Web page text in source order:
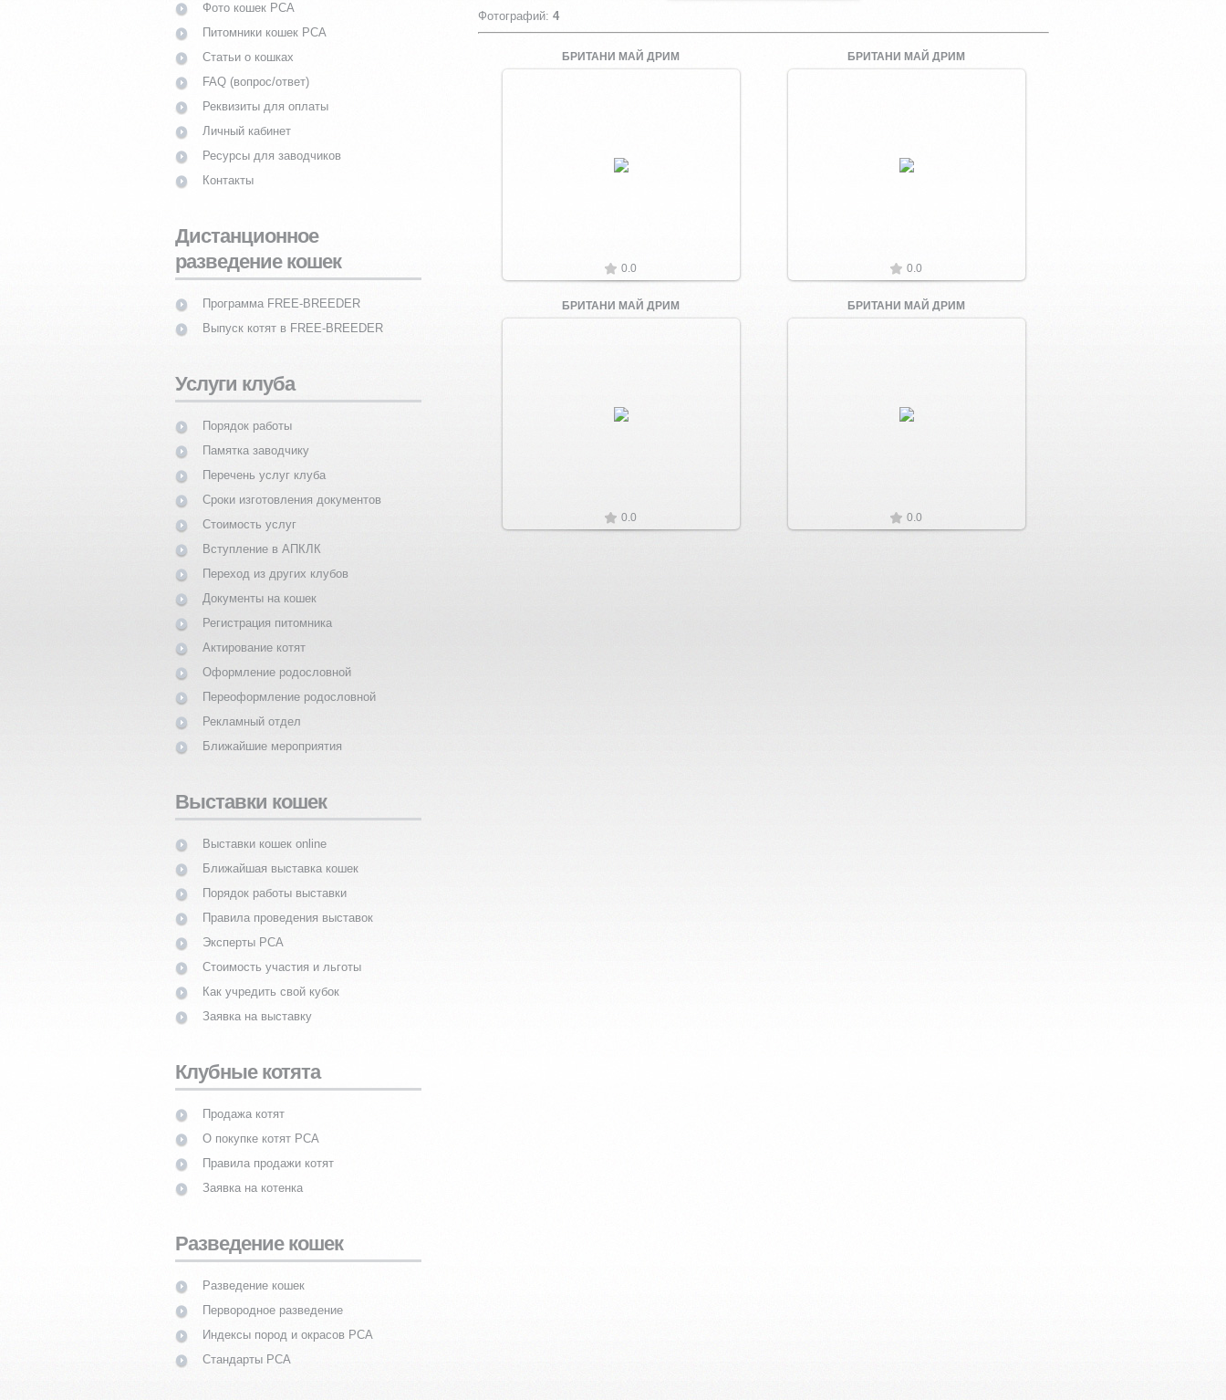
Фотографий: 4
БРИТАНИ МАЙ ДРИМ
Увеличить
0.0
БРИТАНИ МАЙ ДРИМ
Увеличить
0.0
БРИТАНИ МАЙ ДРИМ
Увеличить
0.0
БРИТАНИ МАЙ ДРИМ
Увеличить
0.0
Фото кошек PCA
Питомники кошек PCA
Статьи о кошках
FAQ (вопрос/ответ)
Реквизиты для оплаты
Личный кабинет
Ресурсы для заводчиков
Контакты
Дистанционное
разведение кошек
Программа FREE-BREEDER
Выпуск котят в FREE-BREEDER
Услуги клуба
Порядок работы
Памятка заводчику
Перечень услуг клуба
Сроки изготовления документов
Стоимость услуг
Вступление в АПКЛК
Переход из других клубов
Документы на кошек
Регистрация питомника
Актирование котят
Оформление родословной
Переоформление родословной
Рекламный отдел
Ближайшие мероприятия
Выставки кошек
Выставки кошек online
Ближайшая выставка кошек
Порядок работы выставки
Правила проведения выставок
Эксперты PCA
Стоимость участия и льготы
Как учредить свой кубок
Заявка на выставку
Клубные котята
Продажа котят
О покупке котят PCA
Правила продажи котят
Заявка на котенка
Разведение кошек
Разведение кошек
Первородное разведение
Индексы пород и окрасов PCA
Стандарты PCA